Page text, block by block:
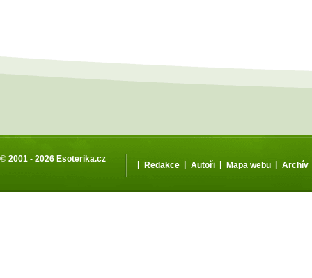
© 2001 - 2026 Esoterika.cz
| Redakce | Autoři | Mapa webu | Archív